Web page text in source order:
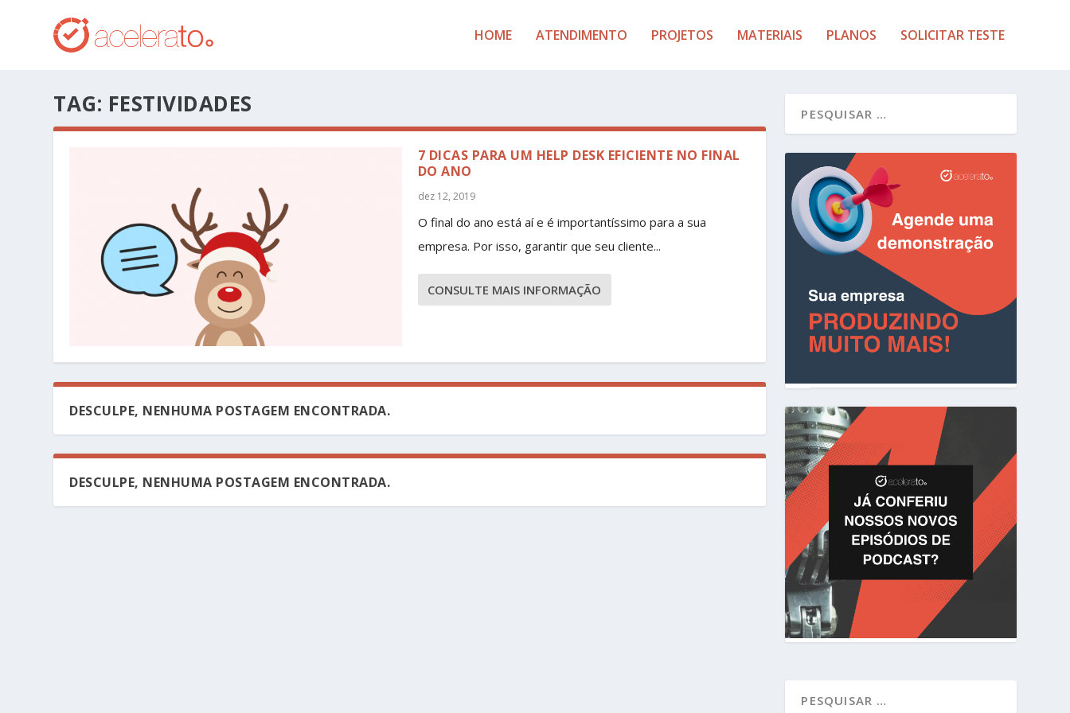
HOME ATENDIMENTO PROJETOS MATERIAIS PLANOS SOLICITAR TESTE
TAG: FESTIVIDADES
7 DICAS PARA UM HELP DESK EFICIENTE NO FINAL
DO ANO
dez 12, 2019
O final do ano está aí e é importantíssimo para a sua
empresa. Por isso, garantir que seu cliente...
CONSULTE MAIS INFORMAÇÃO
DESCULPE, NENHUMA POSTAGEM ENCONTRADA.
DESCULPE, NENHUMA POSTAGEM ENCONTRADA.